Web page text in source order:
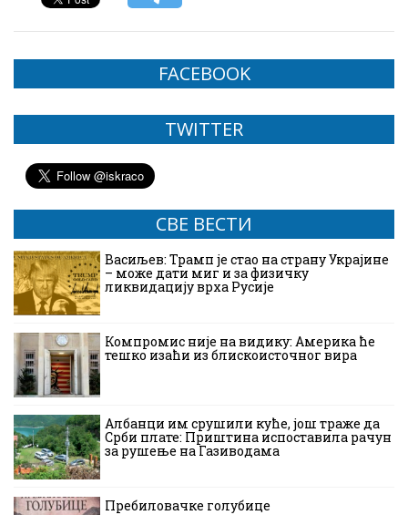
FACEBOOK
TWITTER
СВЕ ВЕСТИ
Васиљев: Трамп је стао на страну Украјине
– може дати миг и за физичку
ликвидацију врха Русије
Компромис није на видику: Америка ће
тешко изаћи из блискоисточног вира
Албанци им срушили куће, још траже да
Срби плате: Приштина испоставила рачун
за рушење на Газиводама
Пребиловачке голубице